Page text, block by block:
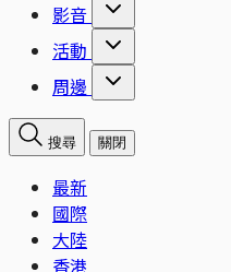
影音
活動
周邊
搜尋 關閉
最新
國際
大陸
香港